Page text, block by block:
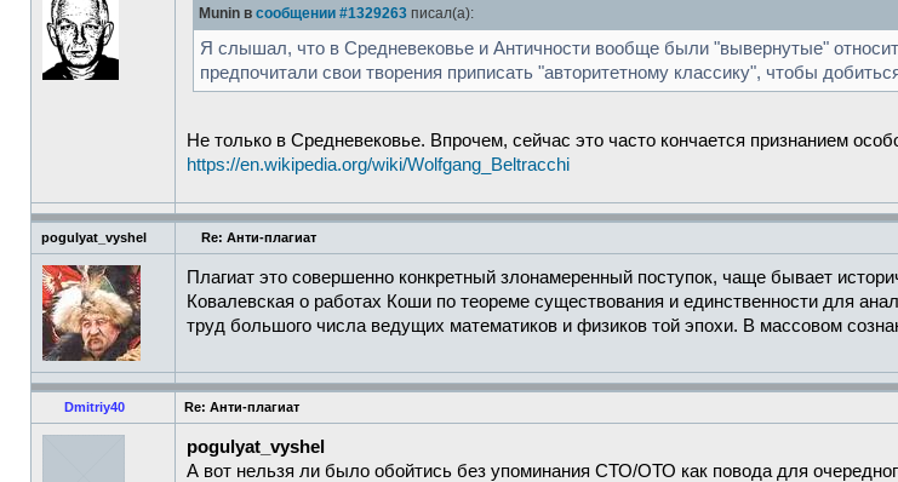
Munin в сообщении #1329263 писал(а):
Я слышал, что в Средневековье и Античности вообще были "вывернутые"
предпочитали свои творения приписать "авторитетному классику", чтобы
Не только в Средневековье. Впрочем, сейчас это часто кончается признанием
https://en.wikipedia.org/wiki/Wolfgang_Beltracchi
pogulyat_vyshel Re: Анти-плагиат
Плагиат это совершенно конкретный злонамеренный поступок, чаще бывает
Ковалевская о работах Коши по теореме существования и единственности для
труд большого числа ведущих математиков и физиков той эпохи. В массовом
Dmitriy40 Re: Анти-плагиат
pogulyat_vyshel
А вот нельзя ли было обойтись без упоминания СТО/ОТО как повода для